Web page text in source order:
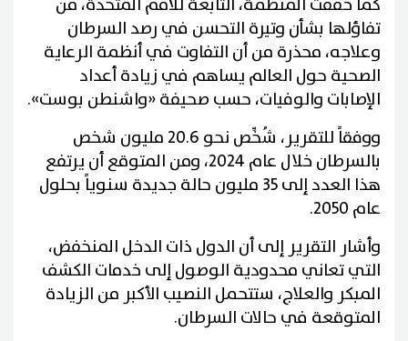
تفاؤلها بشأن وتيرة التحسن في رصد السرطان
وعلاجه، محذرة من أن التفاوت في أنظمة الرعاية
الصحية حول العالم يساهم في زيادة أعداد
الإصابات والوفيات، حسب صحيفة «واشنطن بوست».
ووفقاً للتقرير، شُخِّص نحو 20.6 مليون شخص
بالسرطان خلال عام 2024، ومن المتوقع أن يرتفع
هذا العدد إلى 35 مليون حالة جديدة سنوياً بحلول
عام 2050.
وأشار التقرير إلى أن الدول ذات الدخل المنخفض،
التي تعاني محدودية الوصول إلى خدمات الكشف
المبكر والعلاج، ستتحمل النصيب الأكبر من الزيادة
المتوقعة في حالات السرطان.